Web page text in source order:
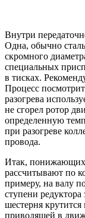
Внутри
Одна, обычно
скромного
специальных
в тисках.
Процесс
разогрева
не сгорел ротор
определенную
при разогреве
провода.
Итак, понижающих
рассчитывают по
примеру, на валу
ступени
шестерня крутится
приводящей в